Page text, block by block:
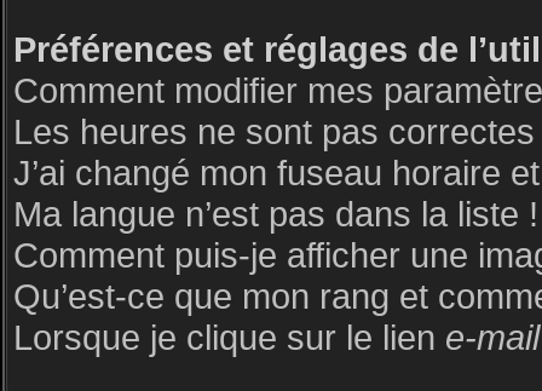
Préférences et réglages de
Comment modifier mes
Les heures ne sont pas correctes
J’ai changé mon fuseau horaire
Ma langue n’est pas dans la liste !
Comment puis-je afficher une
Qu’est-ce que mon rang et
Lorsque je clique sur le lien e-mail